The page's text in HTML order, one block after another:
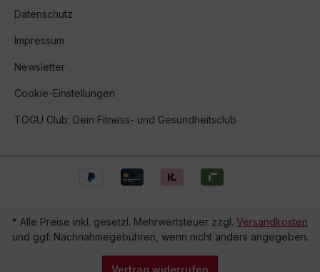
Datenschutz
Impressum
Newsletter
Cookie-Einstellungen
TOGU Club: Dein Fitness- und Gesundheitsclub
* Alle Preise inkl. gesetzl. Mehrwertsteuer zzgl. Versandkosten
und ggf. Nachnahmegebühren, wenn nicht anders angegeben.
Vertrag widerrufen